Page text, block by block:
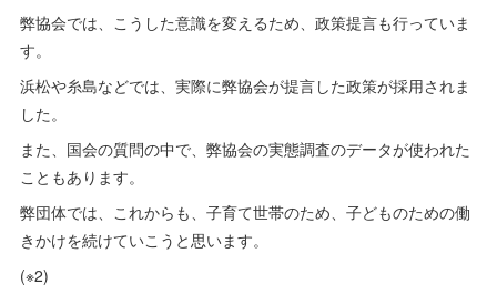
弊協会では、こうした意識を変えるため、政策提言も行っていま
す。
浜松や糸島などでは、実際に弊協会が提言した政策が採用されま
した。
また、国会の質問の中で、弊協会の実態調査のデータが使われた
こともあります。
弊団体では、これからも、子育て世帯のため、子どものための働
きかけを続けていこうと思います。
(※2)